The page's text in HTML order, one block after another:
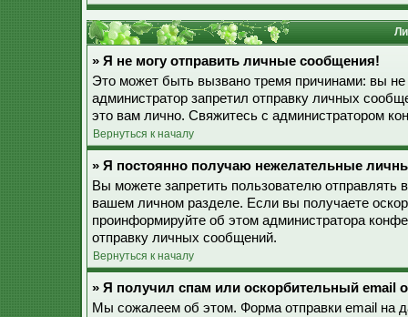
» Я не могу отправить личные сообщения!
Это может быть вызвано тремя причинами: вы
администратор запретил отправку личных
это вам лично. Свяжитесь с администратором
Вернуться к началу
» Я постоянно получаю нежелательные
Вы можете запретить пользователю
вашем личном разделе. Если вы получаете
проинформируйте об этом администратора
отправку личных сообщений.
Вернуться к началу
» Я получил спам или оскорбительный email
Мы сожалеем об этом. Форма отправки email на